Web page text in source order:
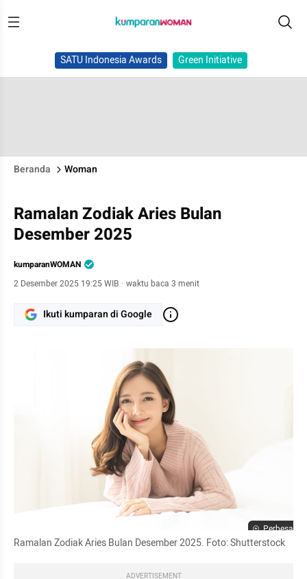
SATU Indonesia Awards Green Initiative
Beranda Woman
Ramalan Zodiak Aries Bulan
Desember 2025
kumparanWOMAN
2 Desember 2025 19:25 WIB · waktu baca 3 menit
Ikuti kumparan di Google
Perbesar
Ramalan Zodiak Aries Bulan Desember 2025. Foto: Shutterstock
ADVERTISEMENT